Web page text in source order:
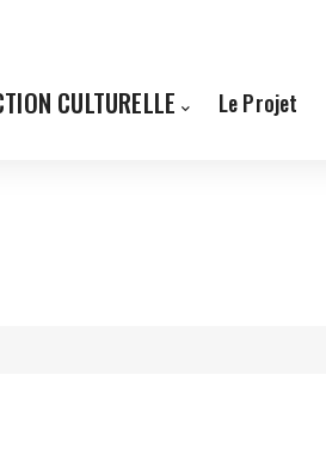
CULTURELLE Le Projet